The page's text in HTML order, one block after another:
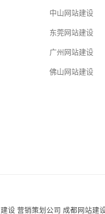
中山网站建设
东莞网站建设
广州网站建设
佛山网站建设
设 营销策划公司 成都网站建